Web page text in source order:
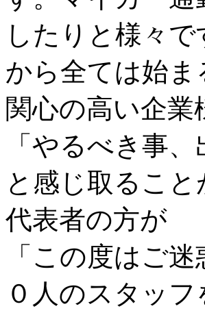
したりと様々
から全ては始
関心の高い企
「やるべき事
と感じ取るこ
代表者の方が
「この度はご
０人のスタッ